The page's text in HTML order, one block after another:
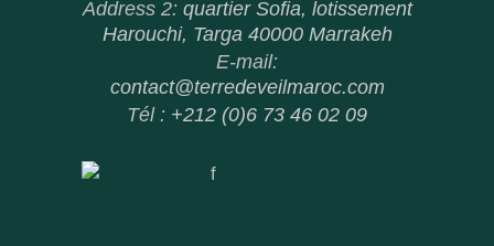
Address 2: quartier Sofia, lotissement
Harouchi, Targa 40000 Marrakeh
E-mail:
contact@terredeveilmaroc.com
Tél : +212 (0)6 73 46 02 09